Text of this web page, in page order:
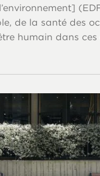
de la santé des
humain dans ces